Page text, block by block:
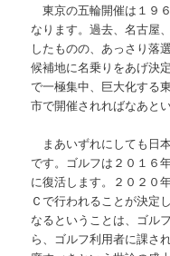
東京の五輪開催は１９
なります。過去、名古屋
したものの、あっさり落
候補地に名乗りをあげ決
で一極集中、巨大化する
市で開催されればなあと
まあいずれにしても日
です。ゴルフは２０１６
に復活します。２０２０
Ｃで行われることが決定
なるということは、ゴル
ら、ゴルフ利用者に課さ